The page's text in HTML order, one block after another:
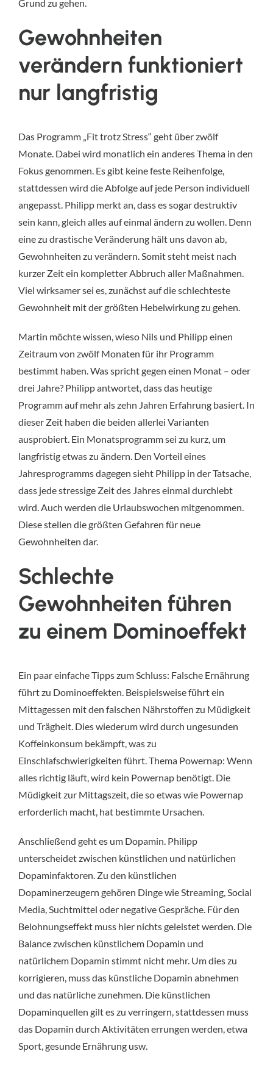
Grund zu gehen.
Gewohnheiten
verändern funktioniert
nur langfristig
Das Programm „Fit trotz Stress“ geht über zwölf
Monate. Dabei wird monatlich ein anderes Thema in den
Fokus genommen. Es gibt keine feste Reihenfolge,
stattdessen wird die Abfolge auf jede Person individuell
angepasst. Philipp merkt an, dass es sogar destruktiv
sein kann, gleich alles auf einmal ändern zu wollen. Denn
eine zu drastische Veränderung hält uns davon ab,
Gewohnheiten zu verändern. Somit steht meist nach
kurzer Zeit ein kompletter Abbruch aller Maßnahmen.
Viel wirksamer sei es, zunächst auf die schlechteste
Gewohnheit mit der größten Hebelwirkung zu gehen.
Martin möchte wissen, wieso Nils und Philipp einen
Zeitraum von zwölf Monaten für ihr Programm
bestimmt haben. Was spricht gegen einen Monat – oder
drei Jahre? Philipp antwortet, dass das heutige
Programm auf mehr als zehn Jahren Erfahrung basiert. In
dieser Zeit haben die beiden allerlei Varianten
ausprobiert. Ein Monatsprogramm sei zu kurz, um
langfristig etwas zu ändern. Den Vorteil eines
Jahresprogramms dagegen sieht Philipp in der Tatsache,
dass jede stressige Zeit des Jahres einmal durchlebt
wird. Auch werden die Urlaubswochen mitgenommen.
Diese stellen die größten Gefahren für neue
Gewohnheiten dar.
Schlechte
Gewohnheiten führen
zu einem Dominoeffekt
Ein paar einfache Tipps zum Schluss: Falsche Ernährung
führt zu Dominoeffekten. Beispielsweise führt ein
Mittagessen mit den falschen Nährstoffen zu Müdigkeit
und Trägheit. Dies wiederum wird durch ungesunden
Koffeinkonsum bekämpft, was zu
Einschlafschwierigkeiten führt. Thema Powernap: Wenn
alles richtig läuft, wird kein Powernap benötigt. Die
Müdigkeit zur Mittagszeit, die so etwas wie Powernap
erforderlich macht, hat bestimmte Ursachen.
Anschließend geht es um Dopamin. Philipp
unterscheidet zwischen künstlichen und natürlichen
Dopaminfaktoren. Zu den künstlichen
Dopaminerzeugern gehören Dinge wie Streaming, Social
Media, Suchtmittel oder negative Gespräche. Für den
Belohnungseffekt muss hier nichts geleistet werden. Die
Balance zwischen künstlichem Dopamin und
natürlichem Dopamin stimmt nicht mehr. Um dies zu
korrigieren, muss das künstliche Dopamin abnehmen
und das natürliche zunehmen. Die künstlichen
Dopaminquellen gilt es zu verringern, stattdessen muss
das Dopamin durch Aktivitäten errungen werden, etwa
Sport, gesunde Ernährung usw.